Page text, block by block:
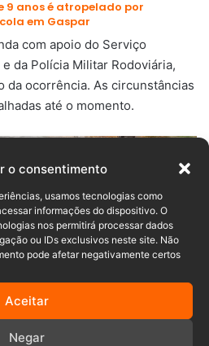
o consentimento
usamos tecnologias como
informações do dispositivo. O
nos permitirá processar dados
ou IDs exclusivos neste site. Não
pode afetar negativamente certos
Aceitar
Negar
9 anos é atropelado por
em Gaspar
com apoio do Serviço
da Polícia Militar Rodoviária,
da ocorrência. As circunstâncias
até o momento.
Batida Colisão
militar
morte